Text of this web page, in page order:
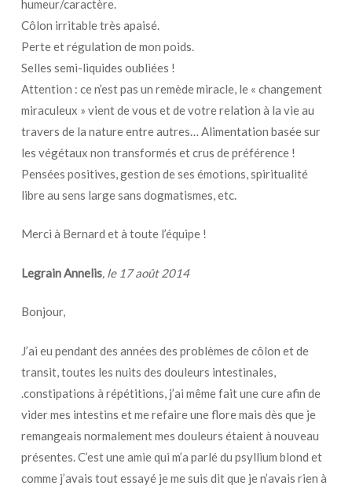
humeur/caractère.
Côlon irritable très apaisé.
Perte et régulation de mon poids.
Selles semi-liquides oubliées !
Attention : ce n’est pas un remède miracle, le « changement
miraculeux » vient de vous et de votre relation à la vie au
travers de la nature entre autres… Alimentation basée sur
les végétaux non transformés et crus de préférence !
Pensées positives, gestion de ses émotions, spiritualité
libre au sens large sans dogmatismes, etc.
Merci à Bernard et à toute l’équipe !
Legrain Annelis, le17 août 2014
Bonjour,
J’ai eu pendant des années des problèmes de côlon et de
transit, toutes les nuits des douleurs intestinales,
.constipations à répétitions, j’ai même fait une cure afin de
vider mes intestins et me refaire une flore mais dès que je
remangeais normalement mes douleurs étaient à nouveau
présentes. C’est une amie qui m’a parlé du psyllium blond et
comme j’avais tout essayé je me suis dit que je n’avais rien à